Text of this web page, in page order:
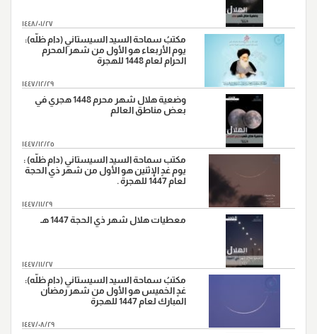
رواية"
20
"ورود السبايا من آل بيت النبي (ص) أرض كربلاء ، سنة
(61هـ)."
28 "وفاة النبي الاكرم(ص)،سنة (11هـ)"
١٤٤٨/٠١/٢٧
مكتبُ سماحة السيد السيستاني (دام ظلّه):
يوم الأربعاء هو الأول من شهر المحرم
الحرام لعام 1448 للهجرة
١٤٤٧/١٢/٢٩
وضعية هلال شهر محرم 1448 هجري في
بعض مناطق العالم
١٤٤٧/١٢/٢٥
مكتب سماحة السيد السيستاني (دام ظلّه) :
يوم غدٍ الإثنين هو الأول من شهر ذي الحجة
لعام 1447 للهجرة .
١٤٤٧/١١/٢٩
معطيات هلال شهر ذي الحجة 1447 هـ
١٤٤٧/١١/٢٧
مكتبُ سماحة السيد السيستاني (دام ظلّه):
غدٍ الخميس هو الأول من شهر رمضان
المبارك لعام 1447 للهجرة
١٤٤٧/٠٨/٢٩